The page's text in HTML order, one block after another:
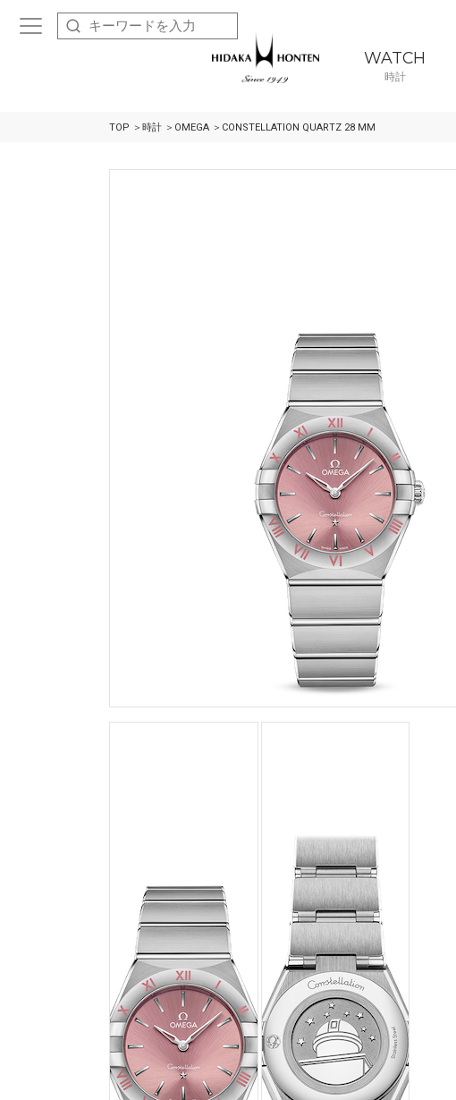
WATCH
時計
TOP 時計 OMEGA CONSTELLATIO N QUARTZ 28 M M